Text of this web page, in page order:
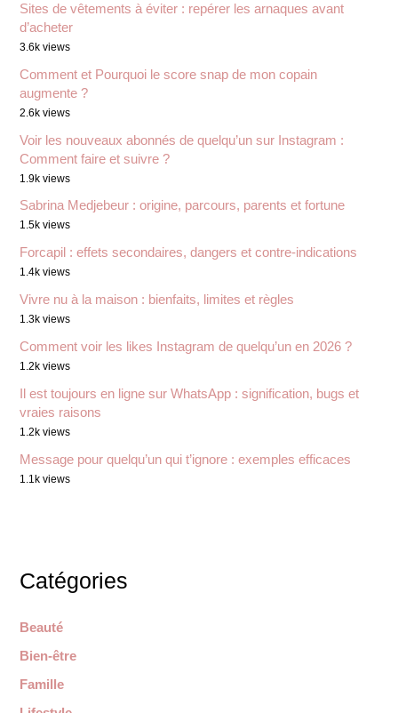
Sites de vêtements à éviter : repérer les arnaques avant
d’acheter
3.6k views
Comment et Pourquoi le score snap de mon copain
augmente ?
2.6k views
Voir les nouveaux abonnés de quelqu’un sur Instagram :
Comment faire et suivre ?
1.9k views
Sabrina Medjebeur : origine, parcours, parents et fortune
1.5k views
Forcapil : effets secondaires, dangers et contre-indications
1.4k views
Vivre nu à la maison : bienfaits, limites et règles
1.3k views
Comment voir les likes Instagram de quelqu’un en 2026 ?
1.2k views
Il est toujours en ligne sur WhatsApp : signification, bugs et
vraies raisons
1.2k views
Message pour quelqu’un qui t’ignore : exemples efficaces
1.1k views
Catégories
Beauté
Bien-être
Famille